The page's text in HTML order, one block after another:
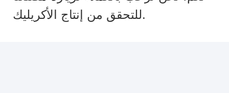
للتحقق من إنتاج الأكريليك.